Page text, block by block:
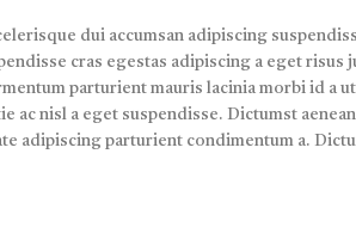
dui accumsan adipiscing
cras egestas adipiscing a eget risus
parturient mauris lacinia morbi id a
ac nisl a eget suspendisse. Dictumst
adipiscing parturient condimentum a.